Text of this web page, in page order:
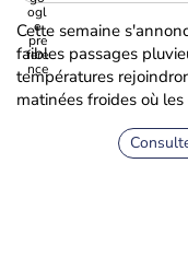
Cette semaine
faibles passages
températures
matinées froides où